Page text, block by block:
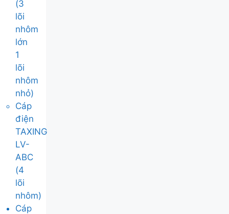
(3
lõi
nhôm
lớn
1
lõi
nhôm
nhỏ)
Cáp
điện
TAXING
LV-
ABC
(4
lõi
nhôm)
Cáp